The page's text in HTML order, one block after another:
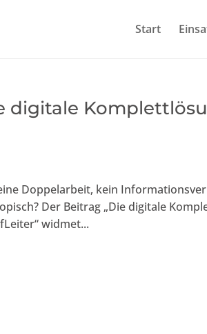
Start
digitale
Doppelarbeit, kein
Der Beitrag „Die digitale
widmet...